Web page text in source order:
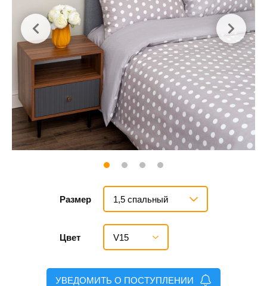
Размер 1,5 спальный
Цвет V15
УВЕДОМИТЬ О ПОСТУПЛЕНИИ